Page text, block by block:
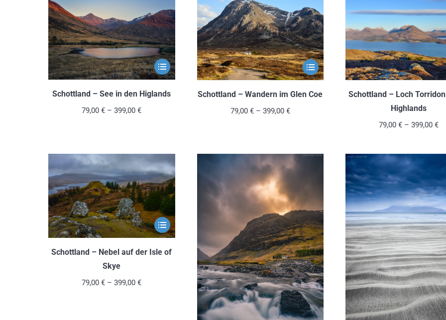
können
der
Produktseite
gewählt
Optionen
können
auf
der
Produktseite
gewählt
Dieses
Produkt
weist
Optionen
können
auf
der
Produktseite
gewählt
Schottland – See in den Higlands
79,00€ –399,00€
Dieses
Produkt
weist
der
Produktseite
gewählt
werden
Schottland – Wandern im Glen Coe
79,00 €– 399,00 €
Schottland – Loch
Highlands
79,00€ –399,00€
Dieses
Produkt
weist
Schottland – Nebel auf der Isle of
Skye
79,00€ –399,00€